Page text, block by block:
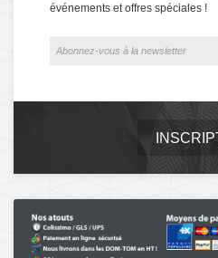
événements et offres spéciales !